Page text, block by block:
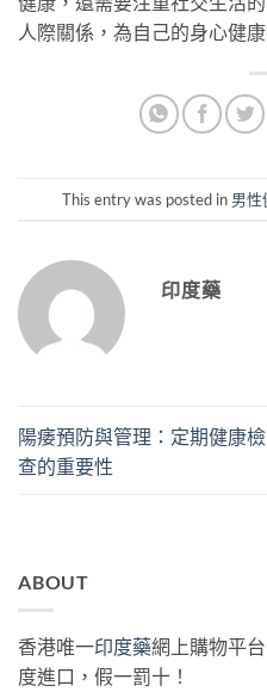
人際關係，為自己的身心健
This entry was posted in 男性
印度藥
陽痿預防與管理：定期健康檢
查的重要性
ABOUT
香港唯一印度藥網上購物平台
度進口，假一罰十！